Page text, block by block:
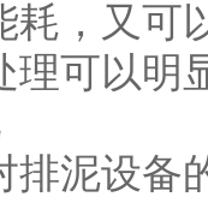
耗，又可
理可以明
排泥设备